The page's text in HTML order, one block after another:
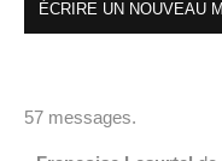
57 messages.